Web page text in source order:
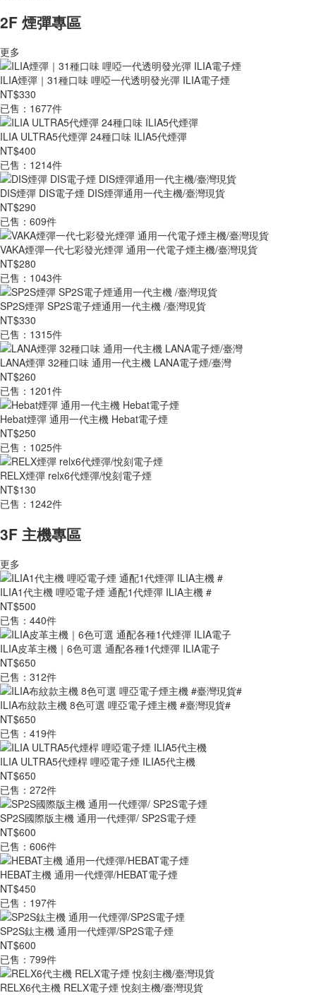
2F 煙彈專區
更多
ILIA煙彈｜31種口味 哩啞一代透明發光彈 ILIA電子煙
NT$330
已售：1677件
ILIA ULTRA5代煙彈 24種口味 ILIA5代煙彈
NT$400
已售：1214件
DIS煙彈 DIS電子煙 DIS煙彈通用一代主機/臺灣現貨
NT$290
已售：609件
VAKA煙彈一代七彩發光煙彈 通用一代電子煙主機/臺灣現貨
NT$280
已售：1043件
SP2S煙彈 SP2S電子煙通用一代主機 /臺灣現貨
NT$330
已售：1315件
LANA煙彈 32種口味 通用一代主機 LANA電子煙/臺灣
NT$260
已售：1201件
Hebat煙彈 通用一代主機 Hebat電子煙
NT$250
已售：1025件
RELX煙彈 relx6代煙彈/悅刻電子煙
NT$130
已售：1242件
3F 主機專區
更多
ILIA1代主機 哩啞電子煙 通配1代煙彈 ILIA主機 #
NT$500
已售：440件
ILIA皮革主機｜6色可選 通配各種1代煙彈 ILIA電子
NT$650
已售：312件
ILIA布紋款主機 8色可選 哩亞電子煙主機 #臺灣現貨#
NT$650
已售：419件
ILIA ULTRA5代煙桿 哩啞電子煙 ILIA5代主機
NT$650
已售：272件
SP2S國際版主機 通用一代煙彈/ SP2S電子煙
NT$600
已售：606件
HEBAT主機 通用一代煙彈/HEBAT電子煙
NT$450
已售：197件
SP2S鈦主機 通用一代煙彈/SP2S電子煙
NT$600
已售：799件
RELX6代主機 RELX電子煙 悅刻主機/臺灣現貨